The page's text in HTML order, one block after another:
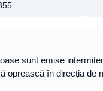
sunt emise
oprească în direcția de